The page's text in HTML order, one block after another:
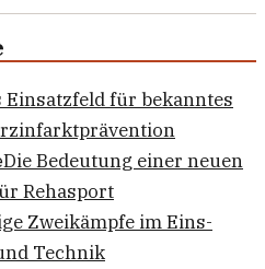
Einsatzfeld für bekanntes
Die Bedeutung einer neuen
Rehasport
Zweikämpfe im Eins-
Technik